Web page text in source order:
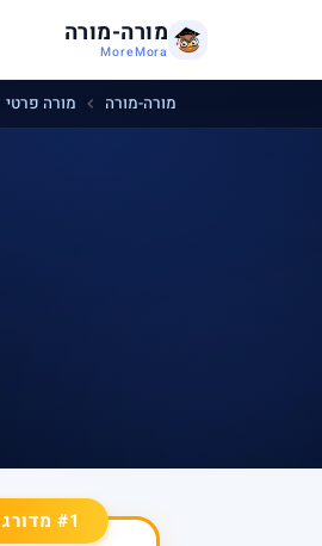
מורה-מורה
MoreMora
מורה-מורה מורה פרטי
#1 מדורג עליון